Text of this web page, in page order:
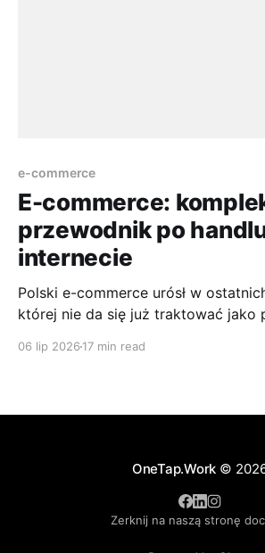
e-commerce
E-commerce:
przewodnik po
internecie
Polski e-commerce urósł w
której nie da się już traktować jako
wskazują, że rynek ma osiągnąć
06 lip 2026 17 min read
OneTap.Work ©
Zerknij na naszą stronę